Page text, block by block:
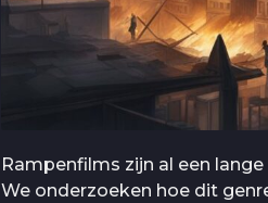
Rampenfilms zijn al een
We onderzoeken hoe dit